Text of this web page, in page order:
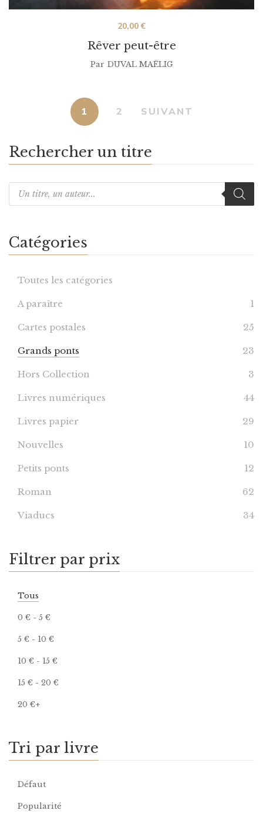
Rêver peut-être
20,00€
Par DUVAL MAËLIG
1 2 SUIVANT
Rechercher un titre
Catégories
Toutes les catégories
A paraître 1
Cartes postales 25
Grands ponts 23
Hors Collection 3
Livres numériques 44
Livres papier 29
Nouvelles 10
Petits ponts 12
Roman 62
Viaducs 34
Filtrer par prix
Tous
0 € - 5 €
5 € - 10 €
10 € - 15 €
15 € - 20 €
20 €+
Tri par livre
Défaut
Popularité